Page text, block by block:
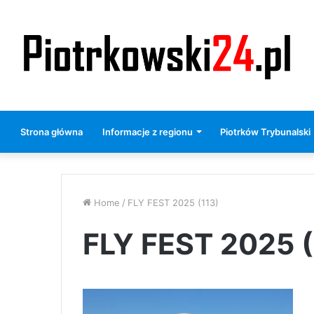
Strona główna Informacje z regionu Piotrków Trybunalski
Home / FLY FEST 2025 (113)
FLY FEST 2025